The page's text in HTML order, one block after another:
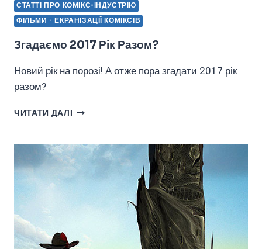
СТАТТІ ПРО КОМІКС-ІНДУСТРІЮ
ФІЛЬМИ - ЕКРАНІЗАЦІЇ КОМІКСІВ
Згадаємо 2017 Рік Разом?
Новий рік на порозі! А отже пора згадати 2017 рік
разом?
ЧИТАТИ ДАЛІ ЗГАДАЄМО
РАЗОМ?